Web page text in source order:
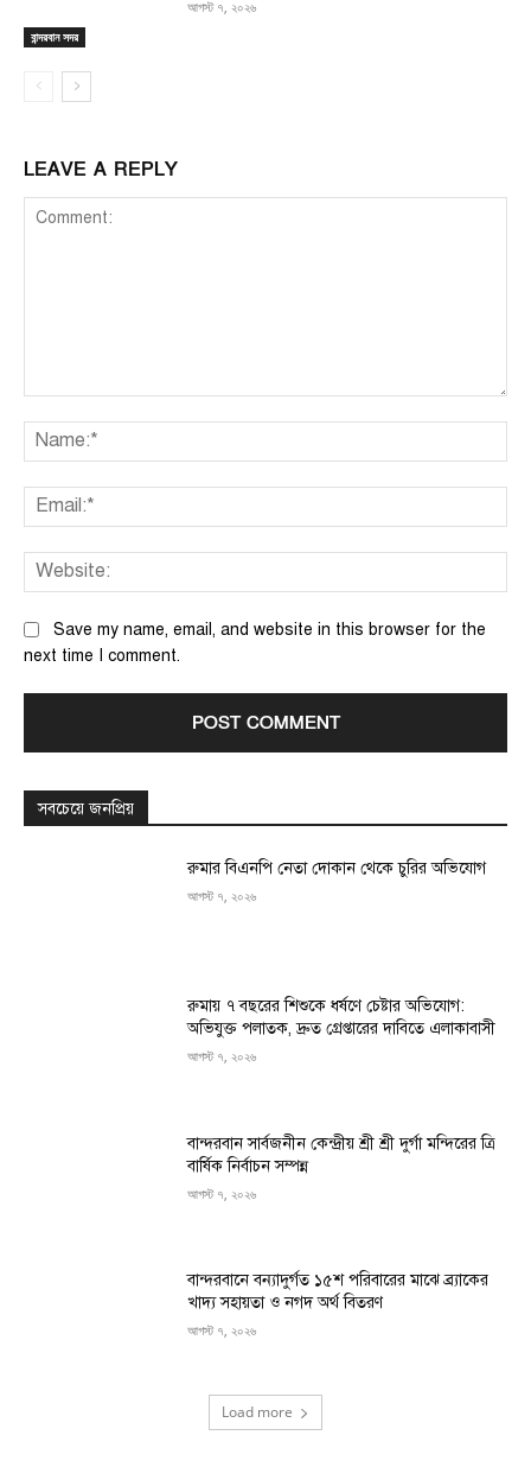
বান্দরবান সদর
আগস্ট ৭, ২০২৬
LEAVE A REPLY
Save my name, email, and website in this browser for the
next time I comment.
সবচেয়ে জনপ্রিয়
রুমার বিএনপি নেতা দোকান থেকে চুরির অভিযোগ
আগস্ট ৭, ২০২৬
রুমায় ৭ বছরের শিশুকে ধর্ষণে চেষ্টার অভিযোগ:
অভিযুক্ত পলাতক, দ্রুত গ্রেপ্তারের দাবিতে এলাকাবাসী
আগস্ট ৭, ২০২৬
বান্দরবান সার্বজনীন কেন্দ্রীয় শ্রী শ্রী দুর্গা মন্দিরের ত্রি
বার্ষিক নির্বাচন সম্পন্ন
আগস্ট ৭, ২০২৬
বান্দরবানে বন্যাদুর্গত ১৫শ পরিবারের মাঝে ব্র্যাকের
খাদ্য সহায়তা ও নগদ অর্থ বিতরণ
আগস্ট ৭, ২০২৬
Load more